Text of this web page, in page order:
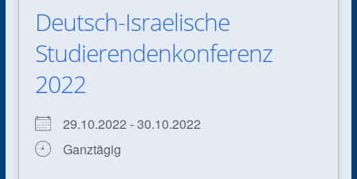
Deutsch-Israelische
Studierendenkonferenz
2022
29.10.2022 - 30.10.2022
Ganztägig